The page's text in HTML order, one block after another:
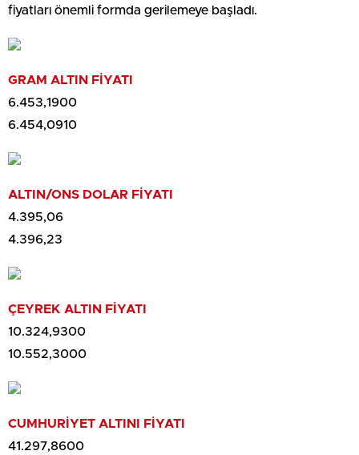
fiyatları önemli formda gerilemeye başladı.
GRAM ALTIN FİYATI
6.453,1900
6.454,0910
ALTIN/ONS DOLAR FİYATI
4.395,06
4.396,23
ÇEYREK ALTIN FİYATI
10.324,9300
10.552,3000
CUMHURİYET ALTINI FİYATI
41.297,8600